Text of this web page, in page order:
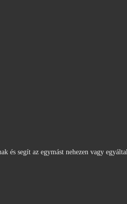
és segít az egymást nehezen vagy